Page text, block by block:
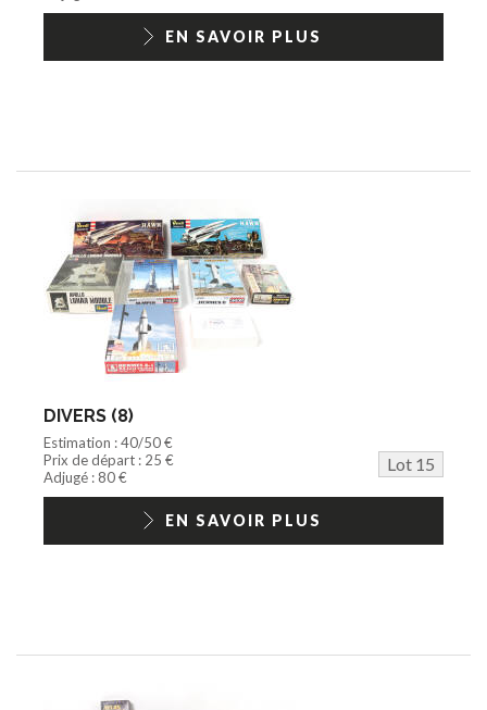
EN SAVOIR PLUS
DIVERS (8)
Estimation : 40/50 €
Prix de départ : 25 €
Lot 15
Adjugé : 80 €
EN SAVOIR PLUS